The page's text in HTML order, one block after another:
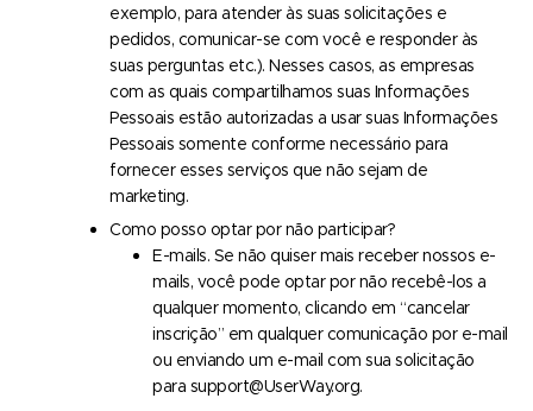
exemplo, para atender às suas solicitações e
pedidos, comunicar-se com você e responder às
suas perguntas etc.). Nesses casos, as empresas
com as quais compartilhamos suas Informações
Pessoais estão autorizadas a usar suas Informações
Pessoais somente conforme necessário para
fornecer esses serviços que não sejam de
marketing.
Como posso optar por não participar?
E-mails. Se não quiser mais receber nossos e-
mails, você pode optar por não recebê-los a
qualquer momento, clicando em “cancelar
inscrição” em qualquer comunicação por e-mail
ou enviando um e-mail com sua solicitação
para support@UserWay.org.